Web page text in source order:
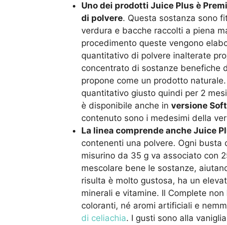
Uno dei prodotti Juice Plus è
di polvere. Questa sostanza sono
verdura e bacche raccolti a piena
procedimento queste vengono
quantitativo di polvere inalterate
concentrato di sostanze benefiche
propone come un prodotto
quantitativo giusto quindi per 2
è disponibile anche in versione Soft
contenuto sono i medesimi della
La linea comprende anche Juice
contenenti una polvere. Ogni busta
misurino da 35 g va associato con
mescolare bene le sostanze,
risulta è molto gustosa, ha un
minerali e vitamine. Il Complete
coloranti, né aromi artificiali e
di celiachia. I gusti sono alla